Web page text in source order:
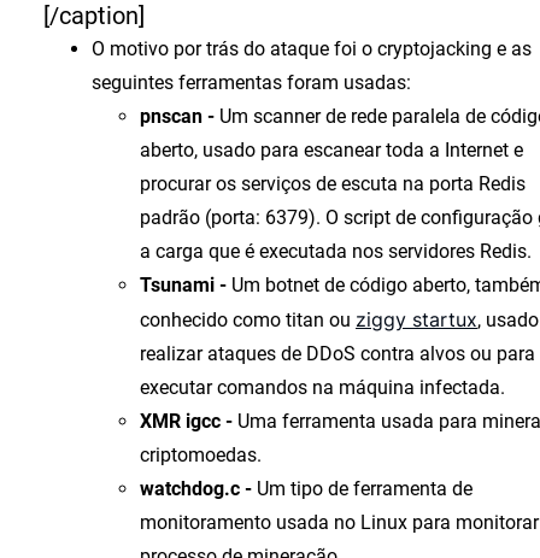
[/caption]
O motivo por trás do ataque foi o cryptojacking e as
seguintes ferramentas foram usadas:
pnscan - Um scanner de rede paralela de
aberto, usado para escanear toda a Internet e
procurar os serviços de escuta na porta Redis
padrão (porta: 6379). O script de configuração
a carga que é executada nos servidores Redis.
Tsunami - Um botnet de código aberto,
conhecido como titan ou ziggy startux,
realizar ataques de DDoS contra alvos ou para
executar comandos na máquina infectada.
XMR igcc - Uma ferramenta usada para
criptomoedas.
watchdog.c - Um tipo de ferramenta de
monitoramento usada no Linux para